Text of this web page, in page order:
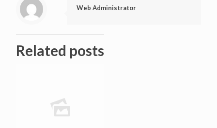
Web Administrator
Related posts